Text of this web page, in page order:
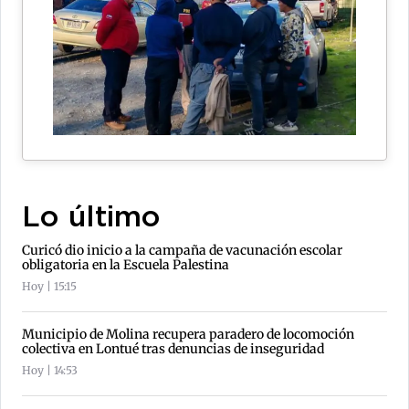
Lo último
Curicó dio inicio a la campaña de vacunación escolar
obligatoria en la Escuela Palestina
Hoy | 15:15
Municipio de Molina recupera paradero de locomoción
colectiva en Lontué tras denuncias de inseguridad
Hoy | 14:53